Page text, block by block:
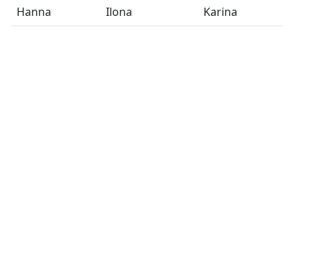
Hanna Ilona Karina